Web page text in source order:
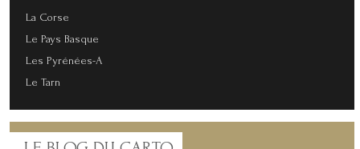
La Corse
Le Pays Basque
Les Pyrénées-A
Le Tarn